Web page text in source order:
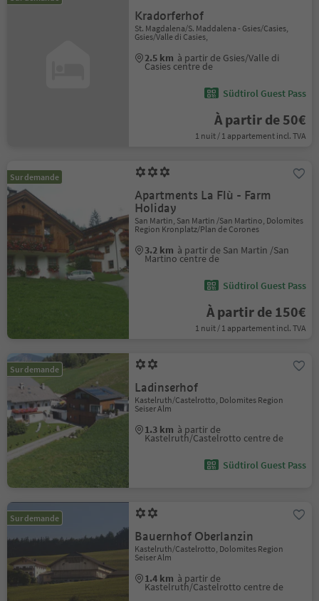
Kradorferhof
St. Magdalena/S. Maddalena - Gsies/Casies,
Gsies/Valle di Casies,
2.5 km à partir de Gsies/Valle di
Casies centre de
Südtirol Guest Pass
À partir de 50€
1 nuit / 1 appartement incl. TVA
Sur demande
Apartments La Flù - Farm
Holiday
San Martin, San Martin /San Martino, Dolomites
Region Kronplatz/Plan de Corones
3.2 km à partir de San Martin /San
Martino centre de
Südtirol Guest Pass
À partir de 150€
1 nuit / 1 appartement incl. TVA
Sur demande
Ladinserhof
Kastelruth/Castelrotto, Dolomites Region
Seiser Alm
1.3 km à partir de
Kastelruth/Castelrotto centre de
Südtirol Guest Pass
Sur demande
Bauernhof Oberlanzin
Kastelruth/Castelrotto, Dolomites Region
Seiser Alm
1.4 km à partir de
Kastelruth/Castelrotto centre de